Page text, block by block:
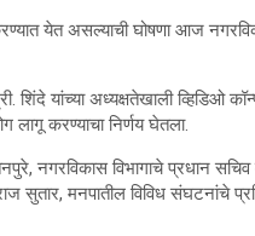
येत असल्याची घोषणा आज
यांच्या अध्यक्षतेखाली व्हिडिओ
लागू करण्याचा निर्णय घेतला.
नगरविकास विभागाचे प्रधान
सुतार, मनपातील विविध संघटनांचे